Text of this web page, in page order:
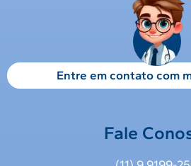
Entre em contato com
Fale